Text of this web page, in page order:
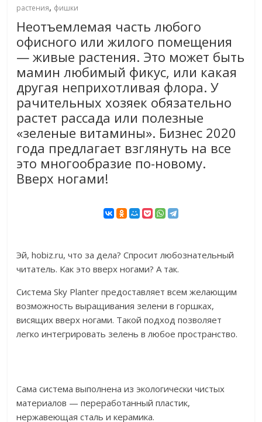
растения, фишки
Неотъемлемая часть любого
офисного или жилого помещения
— живые растения. Это может быть
мамин любимый фикус, или какая
другая неприхотливая флора. У
рачительных хозяек обязательно
растет рассада или полезные
«зеленые витамины». Бизнес 2020
года предлагает взглянуть на все
это многообразие по-новому.
Вверх ногами!
Эй, hobiz.ru, что за дела? Спросит любознательный
читатель. Как это вверх ногами? А так.
Система Sky Planter предоставляет всем желающим
возможность выращивания зелени в горшках,
висящих вверх ногами. Такой подход позволяет
легко интегрировать зелень в любое пространство.
Сама система выполнена из экологически чистых
материалов — переработанный пластик,
нержавеющая сталь и керамика.